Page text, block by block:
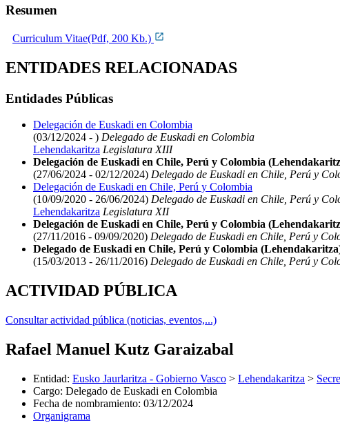
Resumen
Curriculum Vitae(Pdf, 200 Kb.)
ENTIDADES RELACIONADAS
Entidades Públicas
Delegación de Euskadi en Colombia
(03/12/2024 - ) Delegado de Euskadi en Colombia
Lehendakaritza Legislatura XIII
Delegación de Euskadi en Chile, Perú y Colombia
(27/06/2024 - 02/12/2024) Delegado de Euskadi en Chile, Perú y
Delegación de Euskadi en Chile, Perú y Colombia
(10/09/2020 - 26/06/2024) Delegado de Euskadi en Chile, Perú y
Lehendakaritza Legislatura XII
Delegación de Euskadi en Chile, Perú y Colombia
(27/11/2016 - 09/09/2020) Delegado de Euskadi en Chile, Perú y
Delegado de Euskadi en Chile, Perú y Colombia
(15/03/2013 - 26/11/2016) Delegado de Euskadi en Chile, Perú y
ACTIVIDAD PÚBLICA
Consultar actividad pública (noticias, eventos,...)
Rafael Manuel Kutz Garaizabal
Entidad: Eusko Jaurlaritza - Gobierno Vasco > Lehendakaritza >
Cargo: Delegado de Euskadi en Colombia
Fecha de nombramiento: 03/12/2024
Organigrama